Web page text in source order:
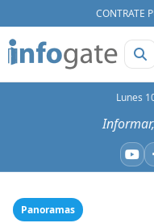
CONTRATE
Lunes
Panoramas